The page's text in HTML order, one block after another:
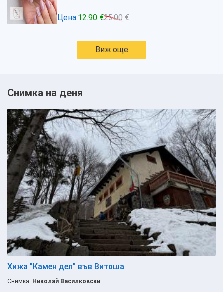
Цена:12.90 €25.00 €
Виж още
Снимка на деня
Хижа "Камен дел" във Витоша
Снимка: Николай Василковски